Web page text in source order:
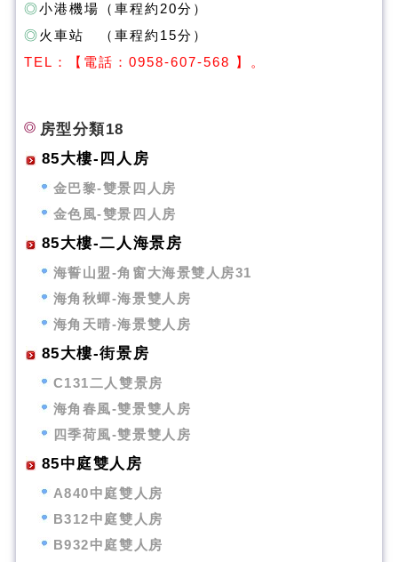
◎小港機場（車程約20分）
◎火車站 （車程約15分）
T EL：【電話：0958-607-568 】。
房型分類18
85大樓-四人房
金巴黎-雙景四人房
金色風-雙景四人房
85大樓-二人海景房
海誓山盟-角窗大海景雙人房31
海角秋蟬-海景雙人房
海角天晴-海景雙人房
85大樓-街景房
C131二人雙景房
海角春風-雙景雙人房
四季荷風-雙景雙人房
85中庭雙人房
A840中庭雙人房
B312中庭雙人房
B932中庭雙人房